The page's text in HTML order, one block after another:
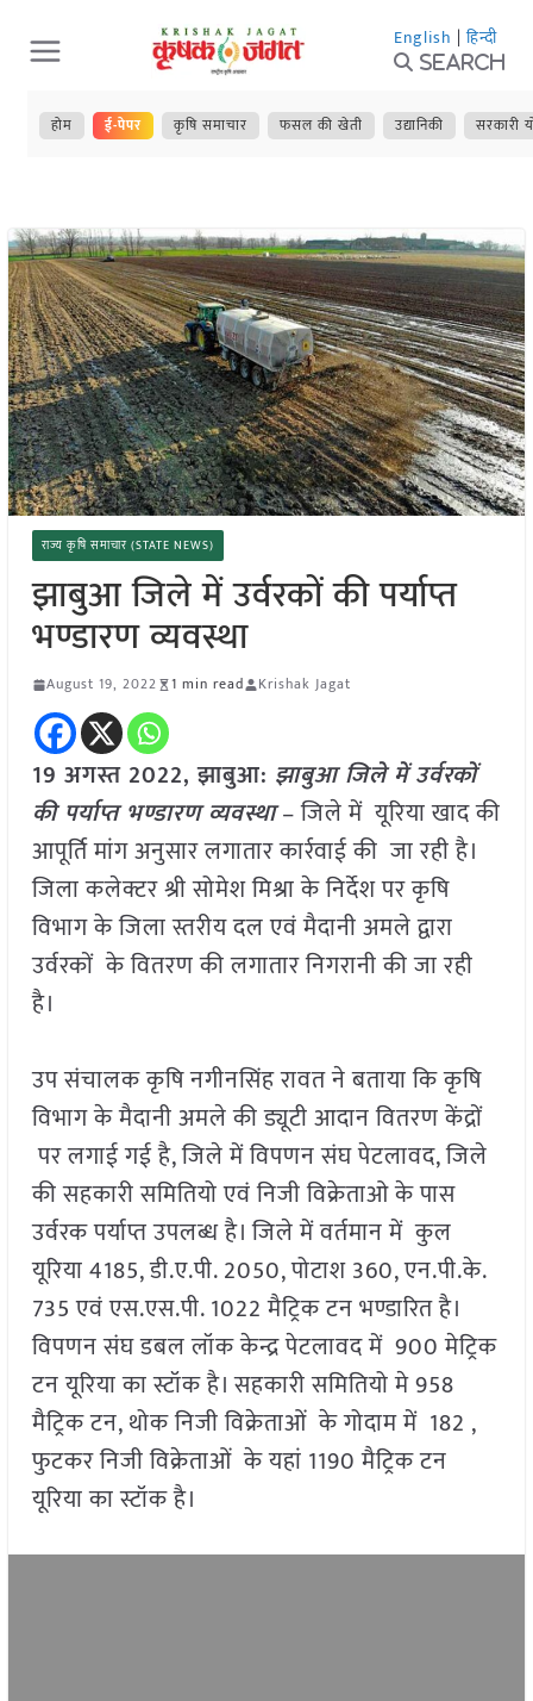
Skip
to
content
English | हिन्दी
Search
होम ई-पेपर कृषि समाचार फसल की खेती उद्यानिकी सरकारी
राज्य कृषि समाचार (STATE NEWS)
झाबुआ जिले में उर्वरकों की पर्याप्त
भण्डारण व्यवस्था
August 19, 2022 1 min read Krishak Jagat
19 अगस्त 2022, झाबुआ: झाबुआ जिले में उर्वरकों
की पर्याप्त भण्डारण व्यवस्था– जिले में यूरिया खाद की
आपूर्ति मांग अनुसार लगातार कार्रवाई की जा रही है।
जिला कलेक्टर श्री सोमेश मिश्रा के निर्देश पर कृषि
विभाग के जिला स्तरीय दल एवं मैदानी अमले द्वारा
उर्वरकों के वितरण की लगातार निगरानी की जा रही
है।
उप संचालक कृषि नगीनसिंह रावत ने बताया कि कृषि
विभाग के मैदानी अमले की ड्यूटी आदान वितरण केंद्रों
पर लगाई गई है, जिले में विपणन संघ पेटलावद, जिले
की सहकारी समितियो एवं निजी विक्रेताओ के पास
उर्वरक पर्याप्त उपलब्ध है। जिले में वर्तमान में कुल
यूरिया 4185, डी.ए.पी. 2050, पोटाश 360, एन.पी.के.
735 एवं एस.एस.पी. 1022 मैट्रिक टन भण्डारित है।
विपणन संघ डबल लॉक केन्द्र पेटलावद में 900 मेट्रिक
टन यूरिया का स्टॉक है। सहकारी समितियो मे 958
मैट्रिक टन, थोक निजी विक्रेताओं के गोदाम में 182 ,
फुटकर निजी विक्रेताओं के यहां 1190 मैट्रिक टन
यूरिया का स्टॉक है।